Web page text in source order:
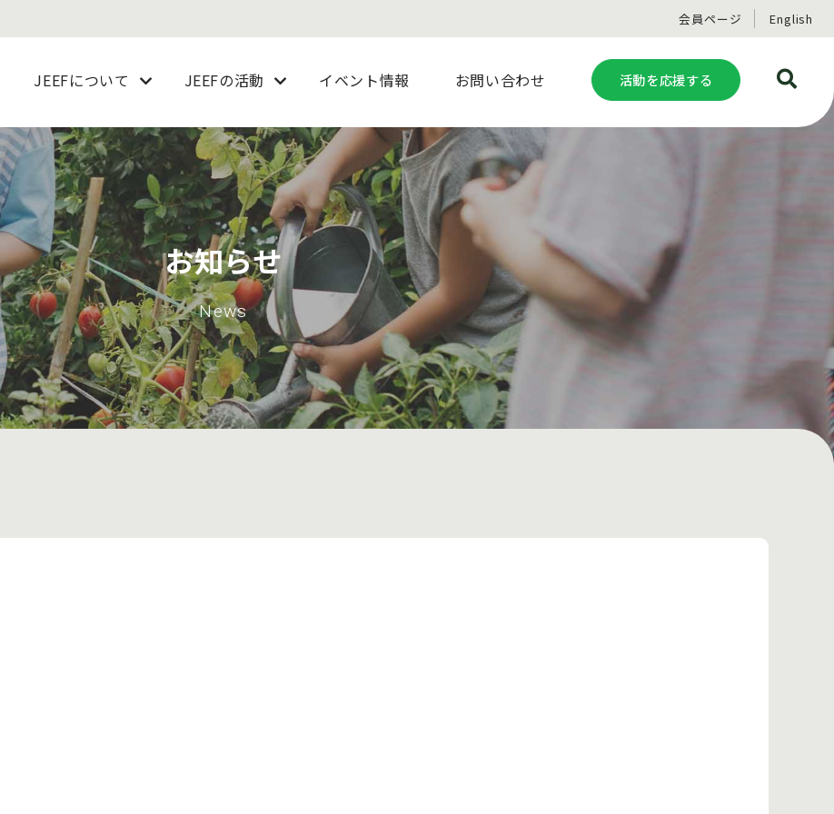
JEEFについて JEEFの活動 イベント情報 お問い合わせ 活動を応援する
会員ページ English
お知らせ
News